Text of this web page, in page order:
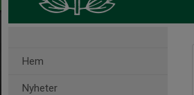
Hem
Nyheter